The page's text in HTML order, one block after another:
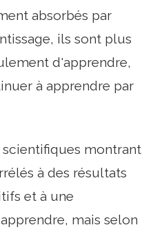
absorbés par
ils sont plus
d'apprendre,
à apprendre par
montrant
à des résultats
et à une
mais selon